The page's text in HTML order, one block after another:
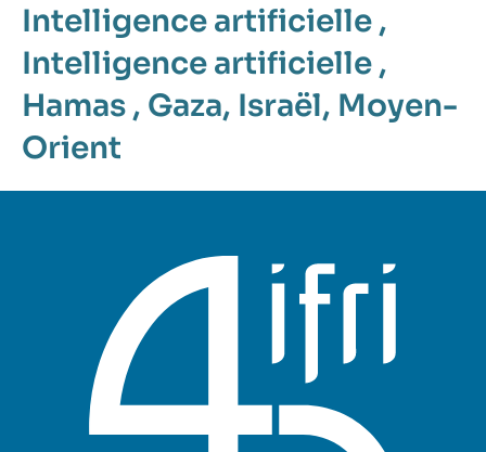
Intelligence artificielle ,
Intelligence artificielle ,
Hamas , Gaza, Israël, Moyen-
Orient